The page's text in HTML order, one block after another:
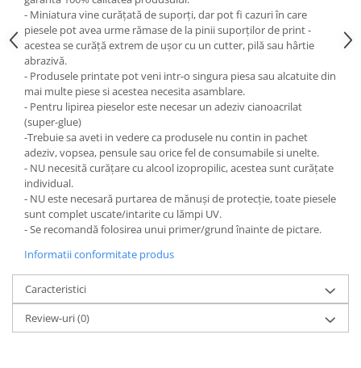
- Miniatura vine curățată de suporți, dar pot fi cazuri în care
piesele pot avea urme rămase de la pinii suporților de print -
acestea se curăță extrem de ușor cu un cutter, pilă sau hârtie
abrazivă.
- Produsele printate pot veni intr-o singura piesa sau alcatuite din
mai multe piese si acestea necesita asamblare.
- Pentru lipirea pieselor este necesar un adeziv cianoacrilat
(super-glue)
-Trebuie sa aveti in vedere ca produsele nu contin in pachet
adeziv, vopsea, pensule sau orice fel de consumabile si unelte.
- NU necesită curățare cu alcool izopropilic, acestea sunt curățate
individual.
- NU este necesară purtarea de mănuși de protecție, toate piesele
sunt complet uscate/intarite cu lămpi UV.
- Se recomandă folosirea unui primer/grund înainte de pictare.
Informatii conformitate produs
Caracteristici
Review-uri(0)